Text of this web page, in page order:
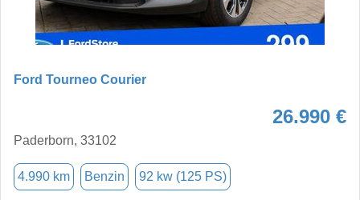
Ford Tourneo Courier
26.990 €
Paderborn, 33102
4.990 km Benzin 92 kw (125 PS)